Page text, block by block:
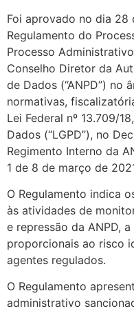
Foi aprovado no dia 28
Regulamento do
Processo
Conselho Diretor da
de Dados (“ANPD”) no
normativas,
Lei Federal nº 13.709/
Dados (“LGPD”), no
Regimento Interno da
1 de 8 de março de
O Regulamento indica
às atividades de
e repressão da ANPD,
proporcionais ao risco
agentes regulados.
O Regulamento
administrativo